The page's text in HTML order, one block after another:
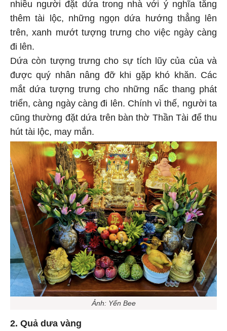
nhiều người đặt dứa trong nhà với ý nghĩa tăng
thêm tài lộc, những ngọn dứa hướng thẳng lên
trên, xanh mướt tượng trưng cho việc ngày càng
đi lên.
Dứa còn tượng trưng cho sự tích lũy của của và
được quý nhân nâng đỡ khi gặp khó khăn. Các
mắt dứa tượng trưng cho những nấc thang phát
triển, càng ngày càng đi lên. Chính vì thế, người ta
cũng thường đặt dứa trên bàn thờ Thần Tài để thu
hút tài lộc, may mắn.
Ảnh: Yến Bee
2. Quả dưa vàng